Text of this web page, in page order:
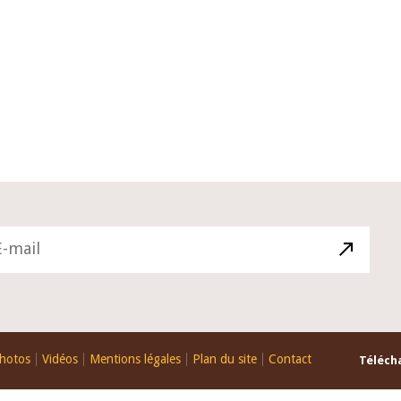
Politique Monétaire de la BCEAO
juin 2026, prononcée par son
Vidéos Mentions légales Plan du site Contact